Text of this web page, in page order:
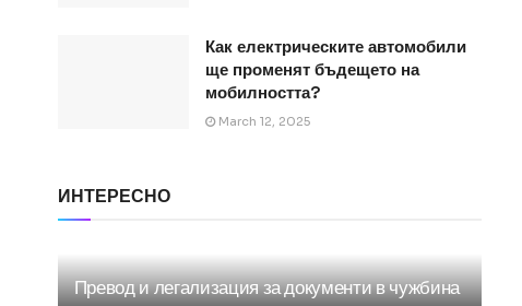
Как електрическите автомобили
ще променят бъдещето на
мобилността?
March 12, 2025
ИНТЕРЕСНО
Превод и легализация за документи в чужбина